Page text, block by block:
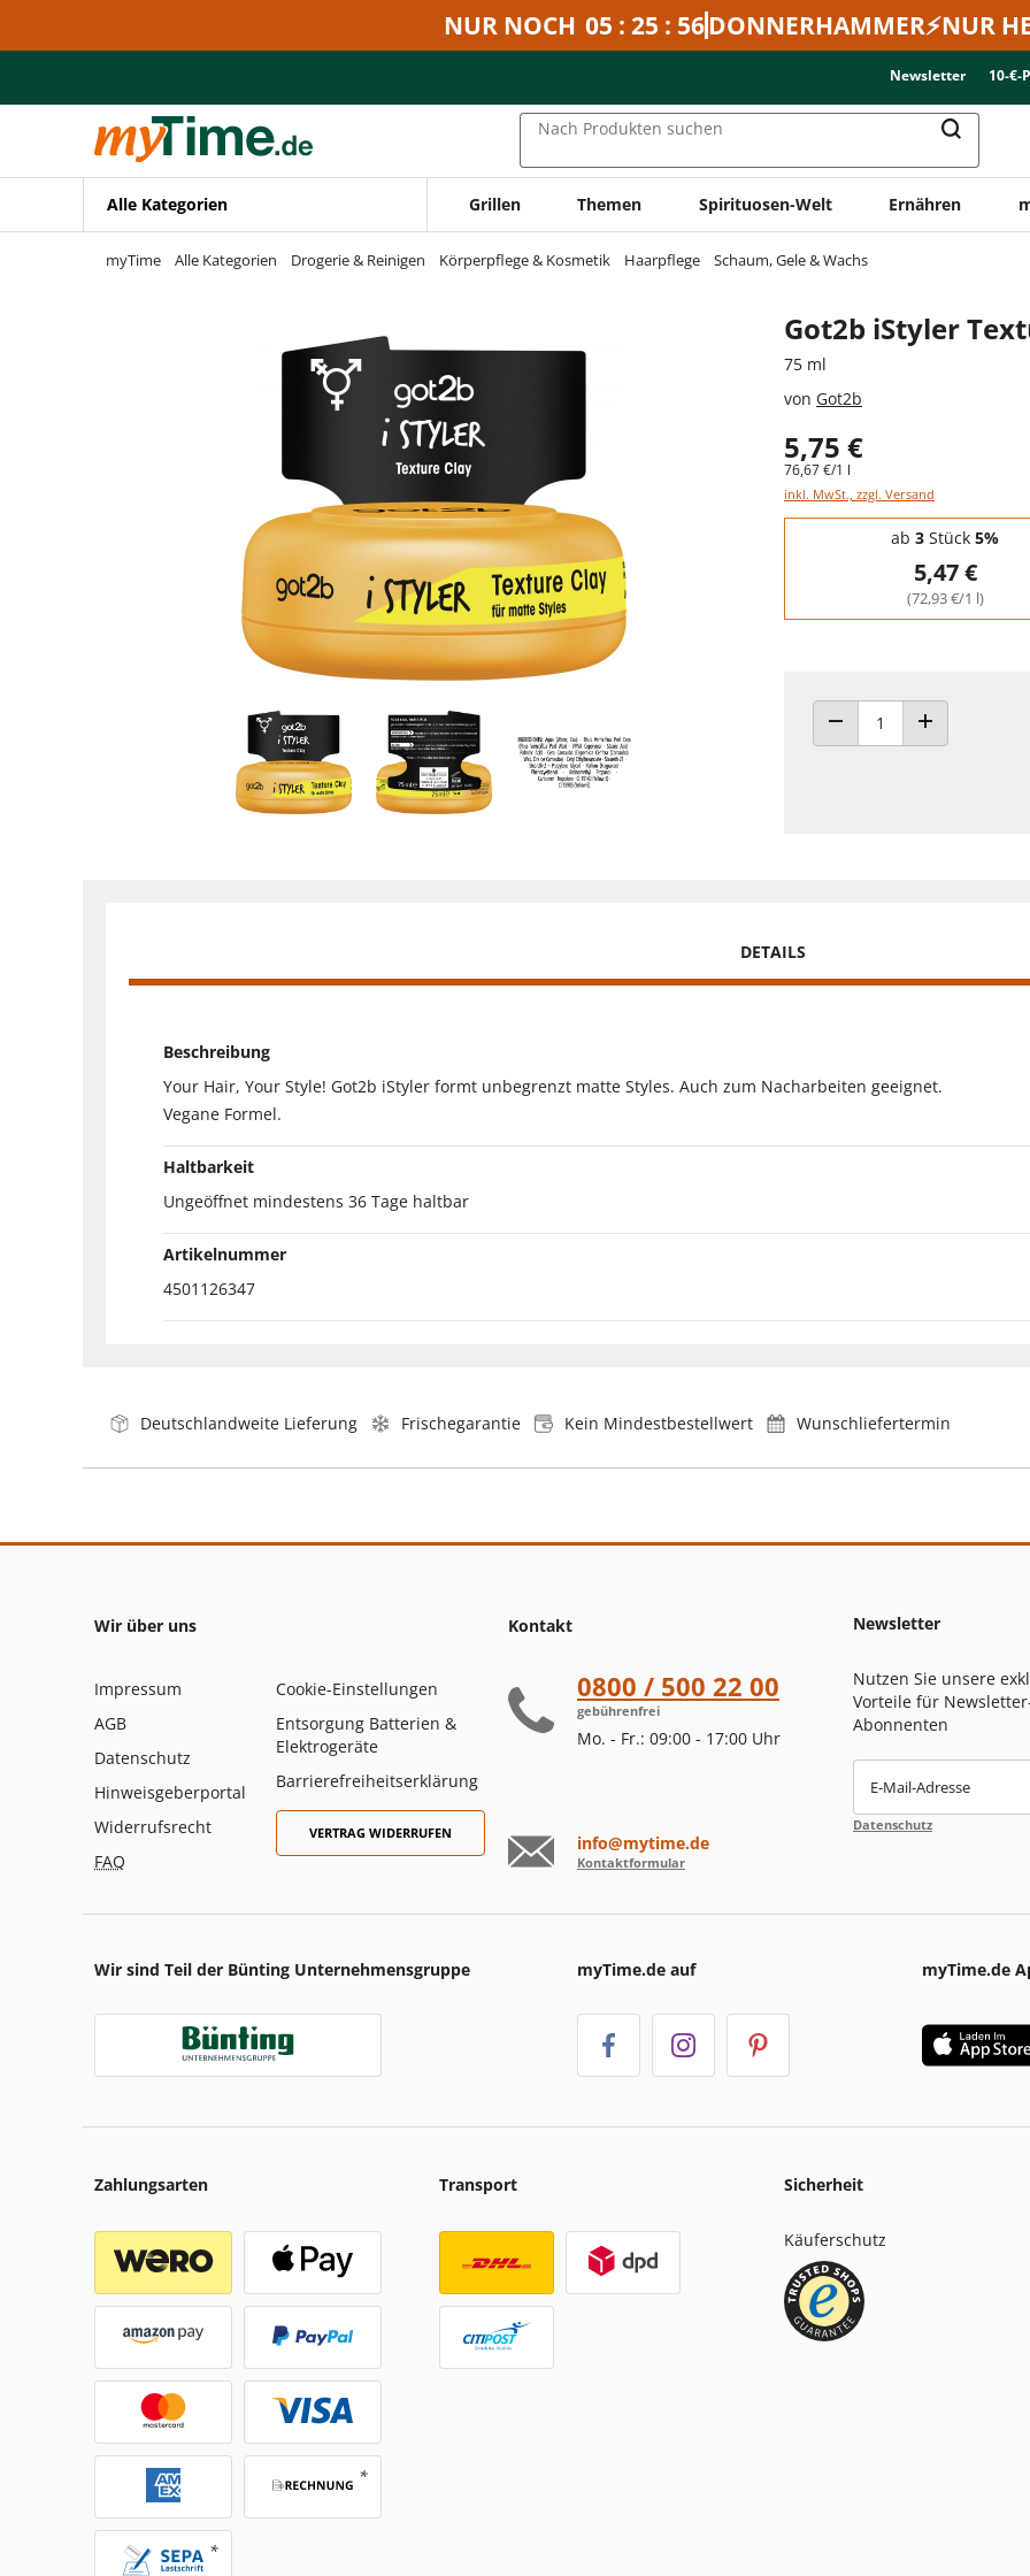
Zur Navigation springen
NUR NOCH 05 : 25 : 56DONNERHAMMER⚡NUR
Newsletter 10-€-
Nach Produkten suchen
Alle Kategorien Grillen Themen Spirituosen-Welt Ernähren
myTime Alle Kategorien Drogerie & Reinigen Körperpflege & Kosmetik Haarpflege Schaum, Gele & Wachs
Got2b iStyler
75 ml
von Got2b
5,75 €
76,67 €/1 l
inkl. MwSt., zzgl. Versand
Staffelpreise - Mengenrabatt
ab 3 Stück 5%
5,47 €
(72,93 €/1 l)
ANZAHL VERRINGERN
ANZAHL
DETAILS
Beschreibung
Your Hair, Your Style! Got2b iStyler formt unbegrenzt matte Styles. Auch zum Nacharbeiten geeignet.
Vegane Formel.
Haltbarkeit
Ungeöffnet mindestens 36 Tage haltbar
Artikelnummer
4501126347
Deutschlandweite Lieferung Frischegarantie Kein Mindestbestellwert Wunschliefertermin
Wir über uns
Impressum
AGB
Datenschutz
Hinweisgeberportal
Widerrufsrecht
FAQ
Cookie-Einstellungen
Entsorgung Batterien &
Elektrogeräte
Barrierefreiheitserklärung
VERTRAG WIDERRUFEN
Kontakt
0800 / 500 22 00
gebührenfrei
Mo. - Fr.: 09:00 - 17:00 Uhr
info@mytime.de
Kontaktformular
Newsletter
Nutzen Sie unsere
Vorteile für
Abonnenten
E-Mail-Adresse
Datenschutz
Wir sind Teil der Bünting Unternehmensgruppe myTime.de auf myTime.de
Zahlungsarten Transport Sicherheit
Käuferschutz